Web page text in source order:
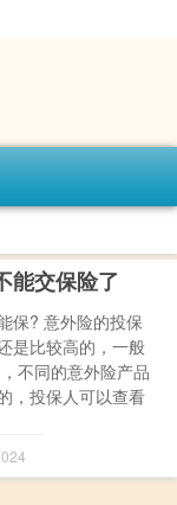
能交保险了
保? 意外险的投保
是比较高的，一般
不同的意外险产品
，投保人可以查看